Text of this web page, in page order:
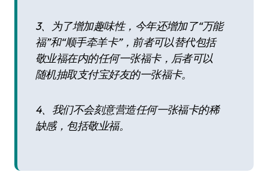
3、为了增加趣味性，今年还增加了“万能
福”和“顺手牵羊卡”，前者可以替代包括
敬业福在内的任何一张福卡，后者可以
随机抽取支付宝好友的一张福卡。
4、我们不会刻意营造任何一张福卡的稀
缺感，包括敬业福。